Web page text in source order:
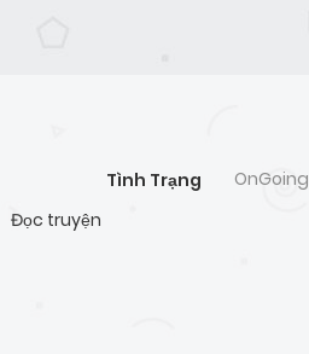
Đọc truyện
Tình Trạng OnGoing